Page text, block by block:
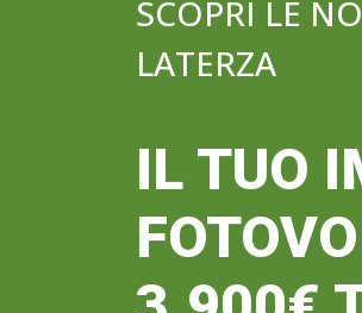
SCOPRI LE
LATERZA
IL TUO